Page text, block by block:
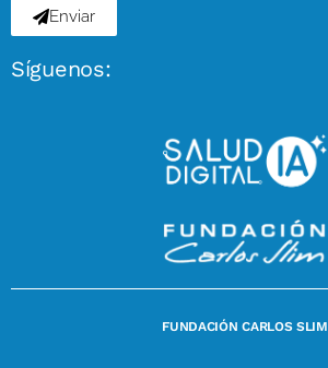
Enviar
Síguenos:
FUNDACIÓN CARLOS SLIM